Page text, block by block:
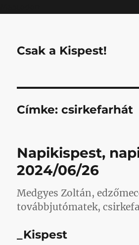
Csak a Kispest!
Címke:csirkefarhát
Napikispest,
2024/06/26
Medgyes Zoltán,
továbbjutómatek,
_Kispest